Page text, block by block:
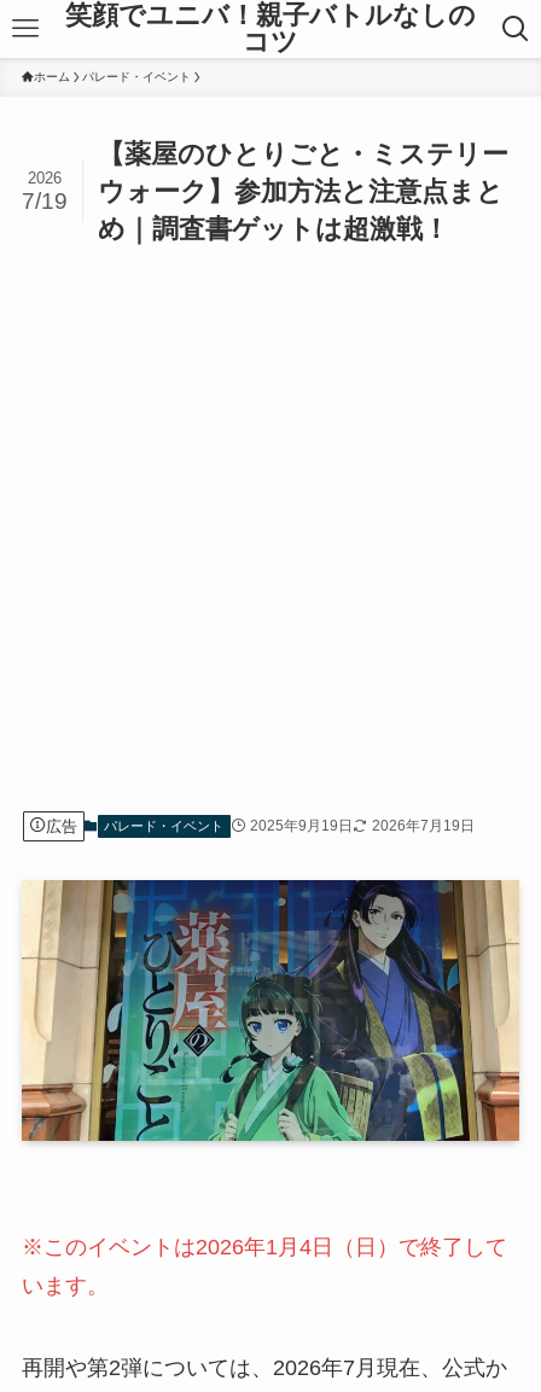
笑顔でユニバ！親子バトルなしの
コツ
ホーム パレード・イベント
【薬屋のひとりごと・ミステリー
ウォーク】参加方法と注意点まと
め｜調査書ゲットは超激戦！
2026
7/19
広告 パレード・イベント 2025年9月19日 2026年7月19日
※このイベントは2026年1月4日（日）で終了して
います。
再開や第2弾については、2026年7月現在、公式か